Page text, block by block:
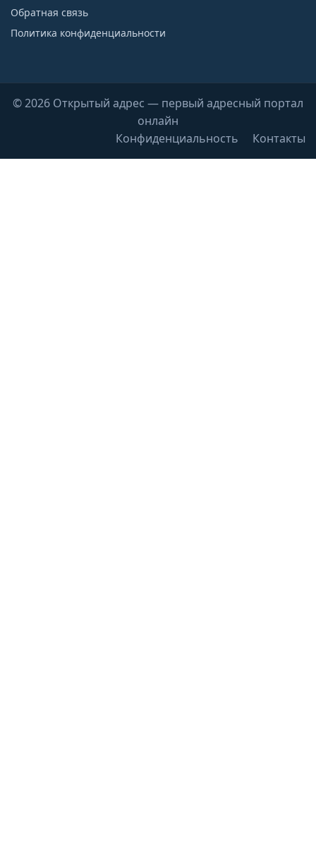
Обратная связь
Политика конфиденциальности
© 2026 Открытый адрес — первый адресный портал
онлайн
Конфиденциальность
Контакты